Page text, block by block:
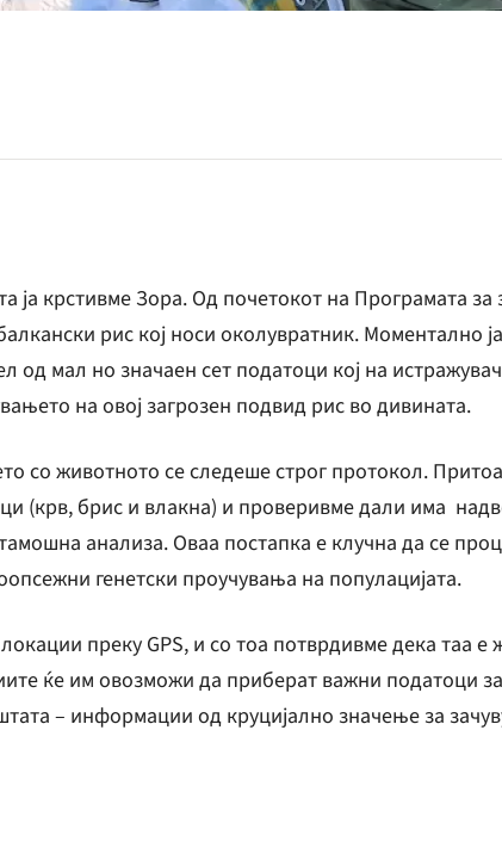
ја крстивме Зора. Од почетокот на Програмата
рис кој носи околувратник. Моментално
од мал но значаен сет податоци кој на
на овој загрозен подвид рис во дивината.
со животното се следеше строг протокол.
(крв, брис и влакна) и проверивме дали има
анализа. Оваа постапка е клучна да се
генетски проучувања на популацијата.
преку GPS, и со тоа потврдивме дека таа
ќе им овозможи да приберат важни податоци
– информации од круцијално значење за